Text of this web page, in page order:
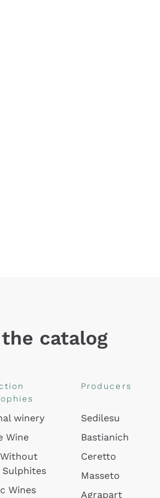
catalog
winery
Wine
Sulphites
Wines
Producers
Sedilesu
Bastianich
Ceretto
Masseto
Agrapart